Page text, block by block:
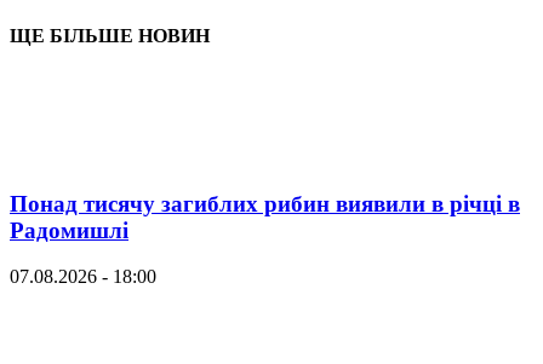
ЩЕ БІЛЬШЕ НОВИН
Понад тисячу загиблих рибин виявили в річці в
Радомишлі
07.08.2026 - 18:00